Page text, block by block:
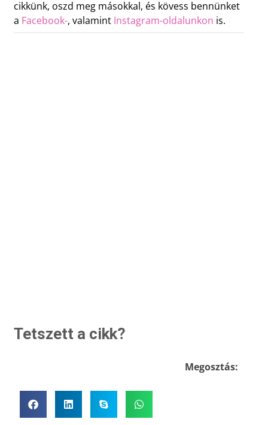
cikkünk, oszd meg másokkal, és kövess bennünket
a Facebook-, valamint Instagram-oldalunkon is.
Tetszett a cikk?
Megosztás: